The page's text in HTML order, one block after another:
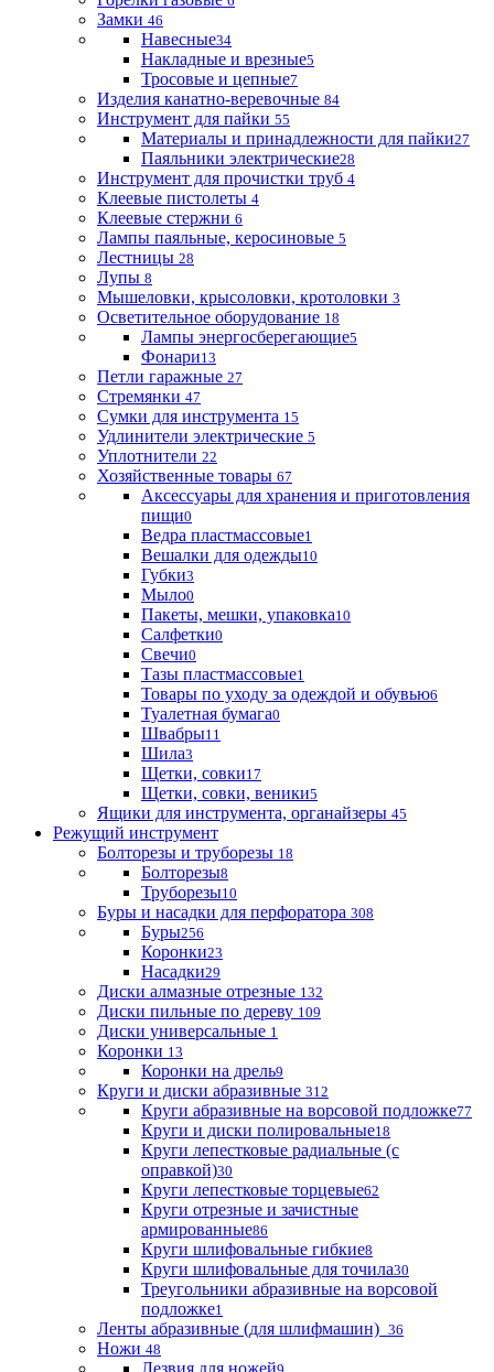
Замки 46
Навесные34
Накладные и врезные5
Тросовые и цепные7
Изделия канатно-веревочные 84
Инструмент для пайки 55
Материалы и принадлежности для пайки27
Паяльники электрические28
Инструмент для прочистки труб 4
Клеевые пистолеты 4
Клеевые стержни 6
Лампы паяльные, керосиновые 5
Лестницы 28
Лупы 8
Мышеловки, крысоловки, кротоловки 3
Осветительное оборудование 18
Лампы энергосберегающие5
Фонари13
Петли гаражные 27
Стремянки 47
Сумки для инструмента 15
Удлинители электрические 5
Уплотнители 22
Хозяйственные товары 67
Аксессуары для хранения и приготовления
пищи0
Ведра пластмассовые1
Вешалки для одежды10
Губки3
Мыло0
Пакеты, мешки, упаковка10
Салфетки0
Свечи0
Тазы пластмассовые1
Товары по уходу за одеждой и обувью6
Туалетная бумага0
Швабры11
Шила3
Щетки, совки17
Щетки, совки, веники5
Ящики для инструмента, органайзеры 45
Режущий инструмент
Болторезы и труборезы 18
Болторезы8
Труборезы10
Буры и насадки для перфоратора 308
Буры256
Коронки23
Насадки29
Диски алмазные отрезные 132
Диски пильные по дереву 109
Диски универсальные 1
Коронки 13
Коронки на дрель9
Круги и диски абразивные 312
Круги абразивные на ворсовой подложке77
Круги и диски полировальные18
Круги лепестковые радиальные (с
оправкой)30
Круги лепестковые торцевые62
Круги отрезные и зачистные
армированные86
Круги шлифовальные гибкие8
Круги шлифовальные для точила30
Треугольники абразивные на ворсовой
подложке1
Ленты абразивные (для шлифмашин) 36
Ножи 48
Лезвия для ножей